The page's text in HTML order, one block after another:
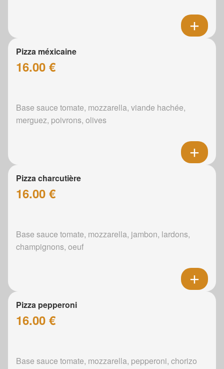
Pizza méxicaine
16.00 €
Base sauce tomate, mozzarella, viande hachée,
merguez, poivrons, olives
Pizza charcutière
16.00 €
Base sauce tomate, mozzarella, jambon, lardons,
champignons, oeuf
Pizza pepperoni
16.00 €
Base sauce tomate, mozzarella, pepperoni, chorizo